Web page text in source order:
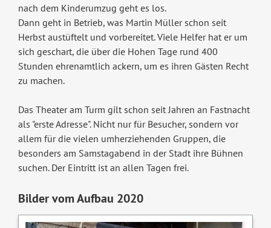
nach dem Kinderumzug geht es los.
Dann geht in Betrieb, was Martin Müller schon seit
Herbst austüftelt und vorbereitet. Viele Helfer hat er um
sich geschart, die über die Hohen Tage rund 400
Stunden ehrenamtlich ackern, um es ihren Gästen Recht
zu machen.
Das Theater am Turm gilt schon seit Jahren an Fastnacht
als "erste Adresse". Nicht nur für Besucher, sondern vor
allem für die vielen umherziehenden Gruppen, die
besonders am Samstagabend in der Stadt ihre Bühnen
suchen. Der Eintritt ist an allen Tagen frei.
Bilder vom Aufbau 2020